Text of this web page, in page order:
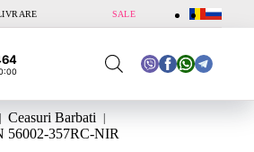
SALE
Ceasuri Barbati
357RC-NIR